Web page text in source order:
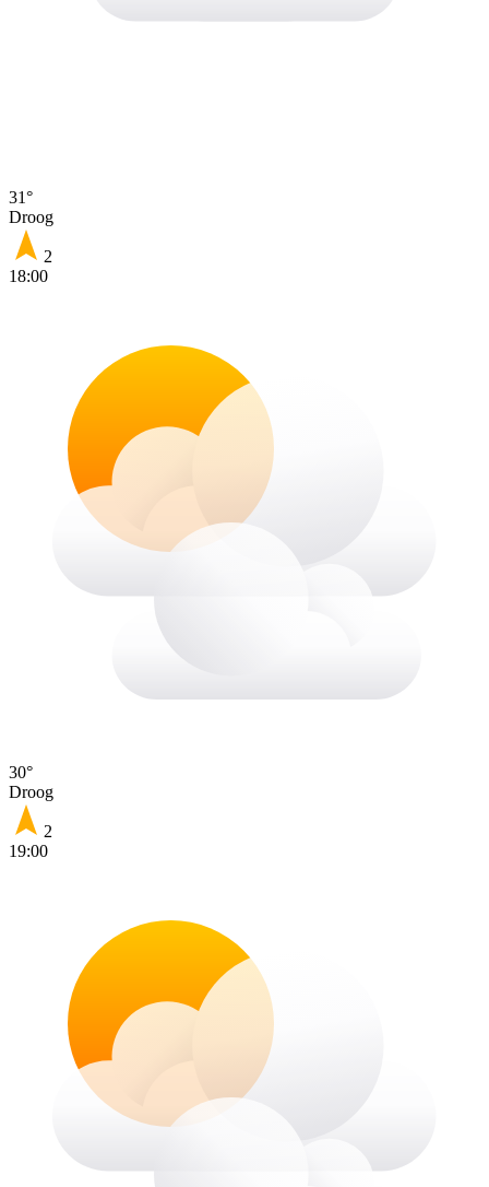
31°
Droog
2
18:00
30°
Droog
2
19:00